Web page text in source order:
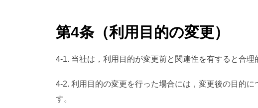
第4条（利用目的の変更）
4-1. 当社は，利用目的が変更前と関連性を有すると合
4-2. 利用目的の変更を行った場合には，変更後の目的
す。